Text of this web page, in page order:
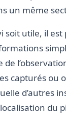
un même
soit utile, il
de
capturés ou
d’autres
du